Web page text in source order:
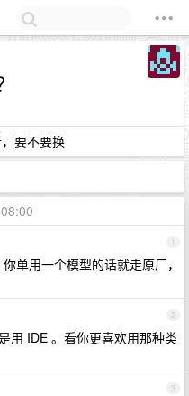
要不要换
1
单用一个模型的话就走原厂，
2
用 IDE 。看你更喜欢用那种类
3